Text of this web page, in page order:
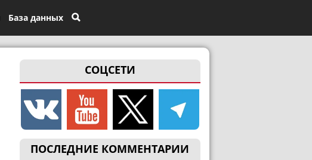
База данных
СОЦСЕТИ
ПОСЛЕДНИЕ КОММЕНТАРИИ